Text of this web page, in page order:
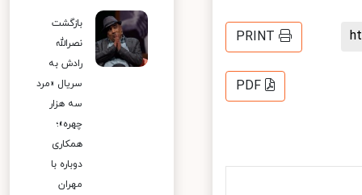
PRINT
PDF
بازگشت
نصرالله
رادش به
سریال «مرد
سه هزار
چهره»؛
همکاری
دوباره با
مهران